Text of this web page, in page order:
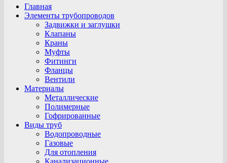
Главная
Элементы трубопроводов
Задвижки и заглушки
Клапаны
Краны
Муфты
Фитинги
Фланцы
Вентили
Материалы
Металлические
Полимерные
Гофрированные
Виды труб
Водопроводные
Газовые
Для отопления
Канализационные